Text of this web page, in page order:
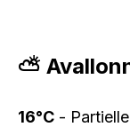
⛅
16°C -